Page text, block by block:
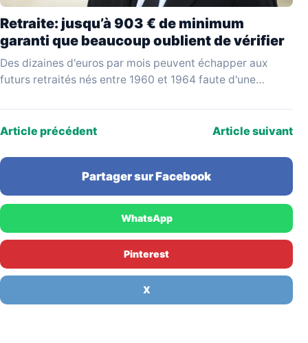
Retraite: jusqu’à 903 € de minimum
garanti que beaucoup oublient de vérifier
Des dizaines d'euros par mois peuvent échapper aux
futurs retraités nés entre 1960 et 1964 faute d'une
Article précédent Article suivant
Partager sur Facebook
WhatsApp
Pinterest
X